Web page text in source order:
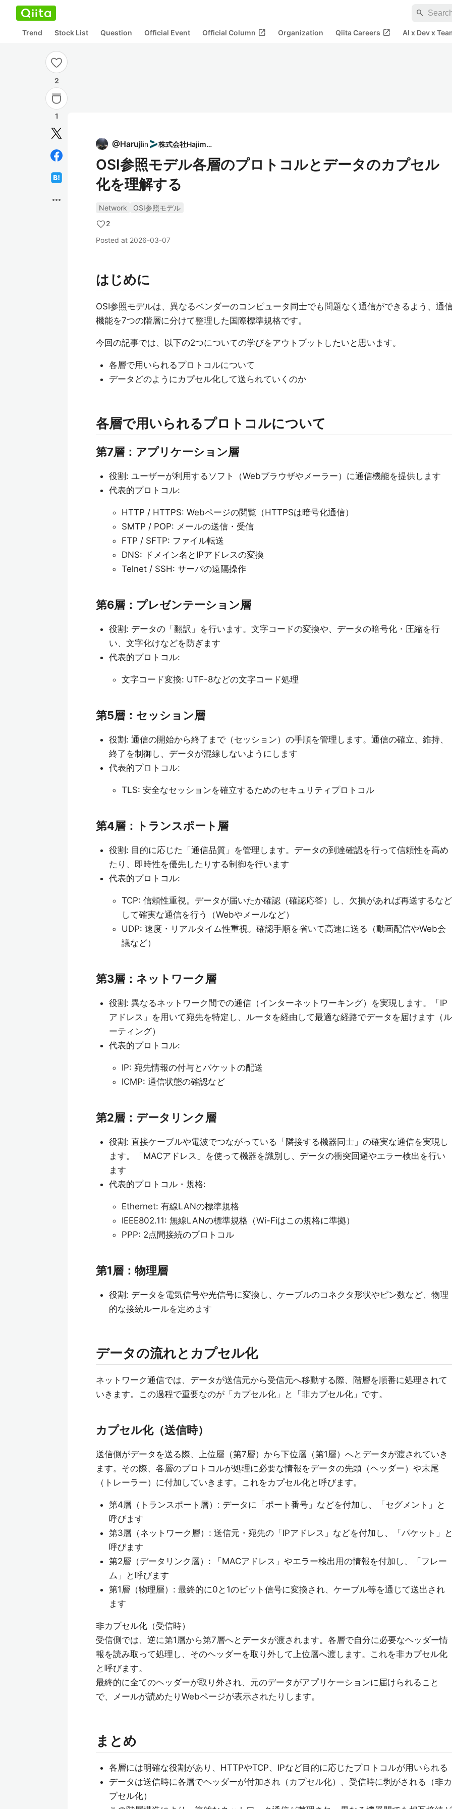
search
Trend Stock List Question Official Event Official Column open_in_new Organization Qiita Careers open_in_new AI x Dev x
2
1
more_horiz
@Harujiin 株式会社Hajimari
OSI参照モデル各層のプロトコルとデータのカプセル
化を理解する
Network
OSI参照モデル
2
Posted at 2026-03-07
はじめに
OSI参照モデルは、異なるベンダーのコンピュータ同士でも問題なく通信ができるよう、通
機能を7つの階層に分けて整理した国際標準規格です。
今回の記事では、以下の2つについての学びをアウトプットしたいと思います。
各層で用いられるプロトコルについて
データどのようにカプセル化して送られていくのか
各層で用いられるプロトコルについて
第7層：アプリケーション層
役割: ユーザーが利用するソフト（Webブラウザやメーラー）に通信機能を提供します
代表的プロトコル:
HTTP / HTTPS: Webページの閲覧（HTTPSは暗号化通信）
SMTP / POP: メールの送信・受信
FTP / SFTP: ファイル転送
DNS: ドメイン名とIPアドレスの変換
Telnet / SSH: サーバの遠隔操作
第6層：プレゼンテーション層
役割: データの「翻訳」を行います。文字コードの変換や、データの暗号化・圧縮を行
い、文字化けなどを防ぎます
代表的プロトコル:
文字コード変換: UTF-8などの文字コード処理
第5層：セッション層
役割: 通信の開始から終了まで（セッション）の手順を管理します。通信の確立、維持、
終了を制御し、データが混線しないようにします
代表的プロトコル:
TLS: 安全なセッションを確立するためのセキュリティプロトコル
第4層：トランスポート層
役割: 目的に応じた「通信品質」を管理します。データの到達確認を行って信頼性を高め
たり、即時性を優先したりする制御を行います
代表的プロトコル:
TCP: 信頼性重視。データが届いたか確認（確認応答）し、欠損があれば再送するなど
して確実な通信を行う（Webやメールなど）
UDP: 速度・リアルタイム性重視。確認手順を省いて高速に送る（動画配信やWeb会
議など）
第3層：ネットワーク層
役割: 異なるネットワーク間での通信（インターネットワーキング）を実現します。「IP
アドレス」を用いて宛先を特定し、ルータを経由して最適な経路でデータを届けます（ル
ーティング）
代表的プロトコル:
IP: 宛先情報の付与とパケットの配送
ICMP: 通信状態の確認など
第2層：データリンク層
役割: 直接ケーブルや電波でつながっている「隣接する機器同士」の確実な通信を実現し
ます。「MACアドレス」を使って機器を識別し、データの衝突回避やエラー検出を行い
ます
代表的プロトコル・規格:
Ethernet: 有線LANの標準規格
IEEE802.11: 無線LANの標準規格（Wi-Fiはこの規格に準拠）
PPP: 2点間接続のプロトコル
第1層：物理層
役割: データを電気信号や光信号に変換し、ケーブルのコネクタ形状やピン数など、物理
的な接続ルールを定めます
データの流れとカプセル化
ネットワーク通信では、データが送信元から受信元へ移動する際、階層を順番に処理されて
いきます。この過程で重要なのが「カプセル化」と「非カプセル化」です。
カプセル化（送信時）
送信側がデータを送る際、上位層（第7層）から下位層（第1層）へとデータが渡されていき
ます。その際、各層のプロトコルが処理に必要な情報をデータの先頭（ヘッダー）や末尾
（トレーラー）に付加していきます。これをカプセル化と呼びます。
第4層（トランスポート層）: データに「ポート番号」などを付加し、「セグメント」と
呼びます
第3層（ネットワーク層）: 送信元・宛先の「IPアドレス」などを付加し、「パケット」
呼びます
第2層（データリンク層）: 「MACアドレス」やエラー検出用の情報を付加し、「フレー
ム」と呼びます
第1層（物理層）: 最終的に0と1のビット信号に変換され、ケーブル等を通じて送出され
ます
非カプセル化（受信時）
受信側では、逆に第1層から第7層へとデータが渡されます。各層で自分に必要なヘッダー情
報を読み取って処理し、そのヘッダーを取り外して上位層へ渡します。これを非カプセル化
と呼びます。
最終的に全てのヘッダーが取り外され、元のデータがアプリケーションに届けられること
で、メールが読めたりWebページが表示されたりします。
まとめ
各層には明確な役割があり、HTTPやTCP、IPなど目的に応じたプロトコルが用いられる
データは送信時に各層でヘッダーが付加され（カプセル化）、受信時に剥がされる（非カ
プセル化）